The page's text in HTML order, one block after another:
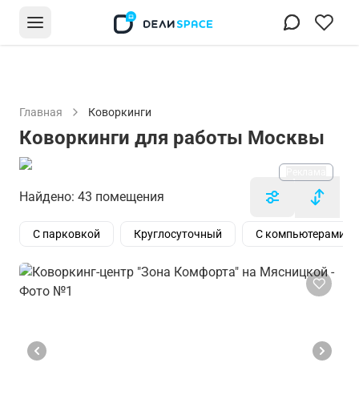
Главная Коворкинги
Коворкинги для работы Москвы
Найдено: 43 помещения
С парковкой Круглосуточный С компьютерами